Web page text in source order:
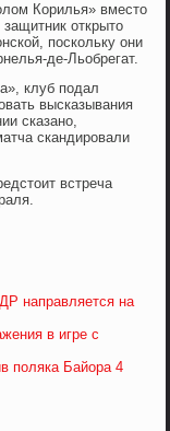
Корилья» вместо
открыто
поскольку они
де-Льобрегат.
клуб подал
высказывания
сказано,
скандировали
встреча
направляется на
в игре с
поляка Байора 4